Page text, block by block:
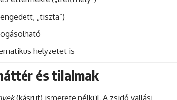
„tiszta”)
helyzetet is
és tilalmak
(kásrut) ismerete nélkül. A zsidó vallási